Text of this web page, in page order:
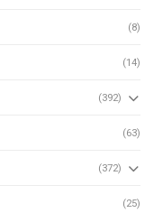
(8)
(14)
(392)
(63)
(372)
(25)